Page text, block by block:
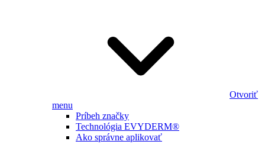
Otvoriť
menu
Príbeh značky
Technológia EVYDERM®
Ako správne aplikovať